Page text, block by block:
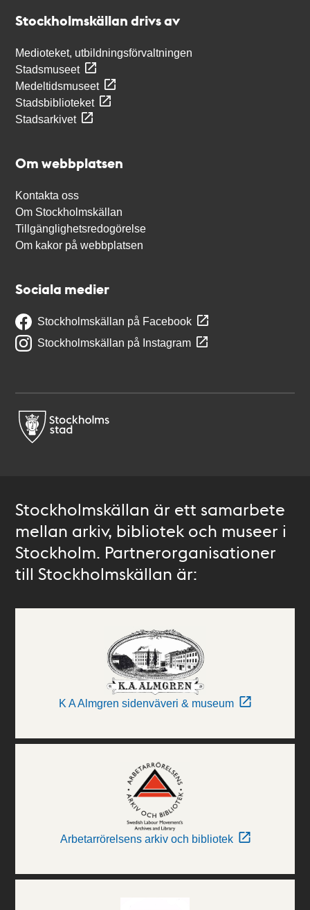
Stockholmskällan drivs av
Medioteket, utbildningsförvaltningen
Stadsmuseet
Medeltidsmuseet
Stadsbiblioteket
Stadsarkivet
Om webbplatsen
Kontakta oss
Om Stockholmskällan
Tillgänglighetsredogörelse
Om kakor på webbplatsen
Sociala medier
Stockholmskällan på Facebook
Stockholmskällan på Instagram
Stockholmskällan är ett samarbete
mellan arkiv, bibliotek och museer i
Stockholm. Partnerorganisationer
till Stockholmskällan är:
K A Almgren sidenväveri & museum
Arbetarrörelsens arkiv och bibliotek